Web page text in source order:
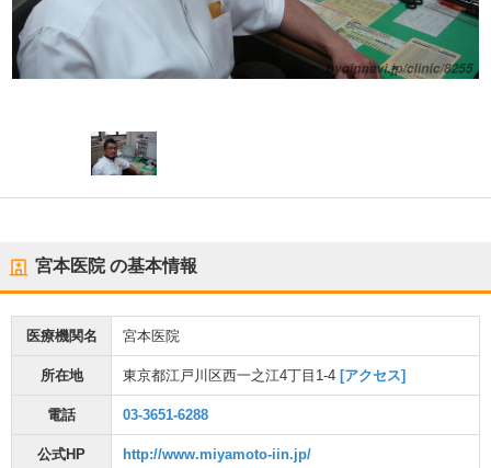
宮本医院の基本情報
医療機関名 宮本医院
所在地 東京都江戸川区西一之江4丁目1-4 [アクセス]
電話 03-3651-6288
公式HP http://www.miyamoto-iin.jp/